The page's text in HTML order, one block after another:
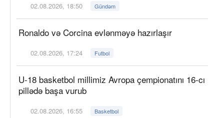
02.08.2026, 18:50 Gündəm
Ronaldo və Corcina evlənməyə hazırlaşır
02.08.2026, 17:24 Futbol
U-18 basketbol millimiz Avropa çempionatını 16-cı
pillədə başa vurub
02.08.2026, 16:55 Basketbol